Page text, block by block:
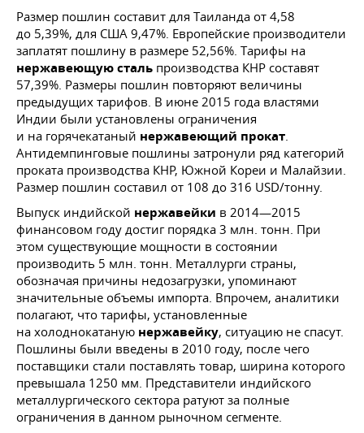
Размер пошлин составит для Таиланда от 4,58
до 5,39%, для США 9,47%. Европейские производители
заплатят пошлину в размере 52,56%. Тарифы на
нержавеющую сталь производства КНР составят
57,39%. Размеры пошлин повторяют величины
предыдущих тарифов. В июне 2015 года властями
Индии были установлены ограничения
и на горячекатаный нержавеющий прокат.
Антидемпинговые пошлины затронули ряд категорий
проката производства КНР, Южной Кореи и Малайзии.
Размер пошлин составил от 108 до 316 USD/тонну.
Выпуск индийской нержавейки в 2014—2015
финансовом году достиг порядка 3 млн. тонн. При
этом существующие мощности в состоянии
производить 5 млн. тонн. Металлурги страны,
обозначая причины недозагрузки, упоминают
значительные объемы импорта. Впрочем, аналитики
полагают, что тарифы, установленные
на холоднокатаную нержавейку, ситуацию не спасут.
Пошлины были введены в 2010 году, после чего
поставщики стали поставлять товар, ширина которого
превышала 1250 мм. Представители индийского
металлургического сектора ратуют за полные
ограничения в данном рыночном сегменте.